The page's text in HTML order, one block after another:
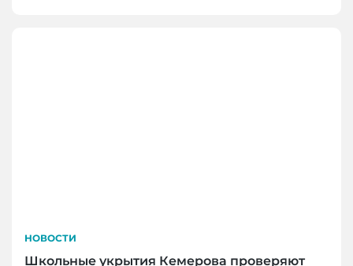
НОВОСТИ
Школьные укрытия Кемерова проверяют